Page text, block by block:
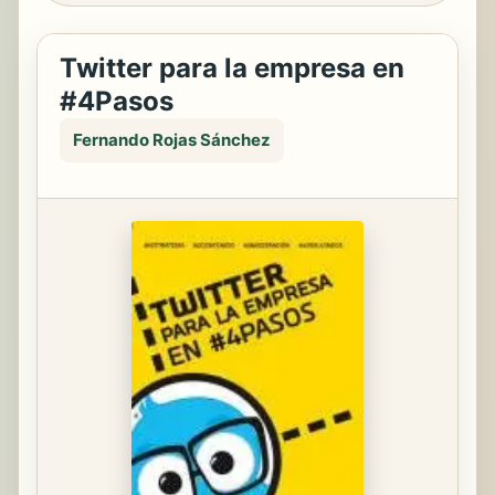
Twitter para la empresa en
#4Pasos
Fernando Rojas Sánchez